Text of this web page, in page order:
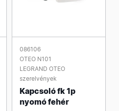
086106
OTEO N101
LEGRAND OTEO
szerelvények
Kapcsoló fk 1p
nyomó fehér